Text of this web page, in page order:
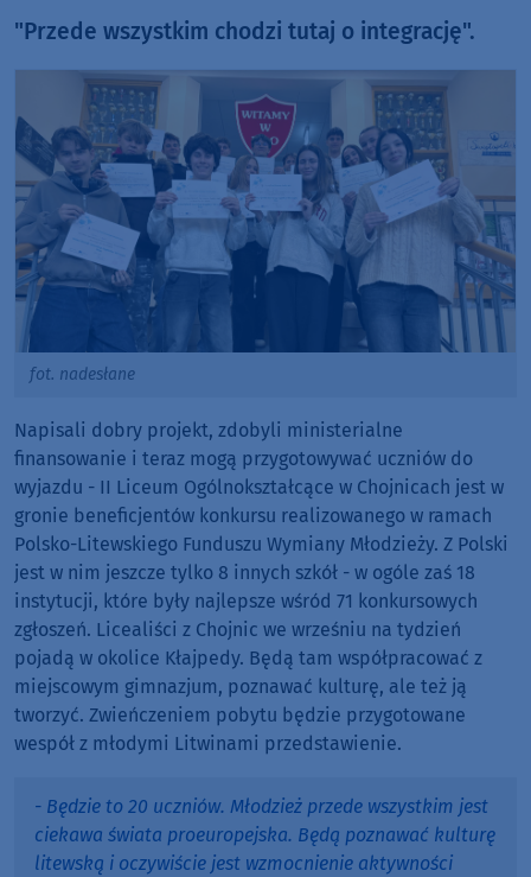
"Przede wszystkim chodzi tutaj o integrację".
fot. nadesłane
Napisali dobry projekt, zdobyli ministerialne
finansowanie i teraz mogą przygotowywać uczniów do
wyjazdu - II Liceum Ogólnokształcące w Chojnicach jest w
gronie beneficjentów konkursu realizowanego w ramach
Polsko-Litewskiego Funduszu Wymiany Młodzieży. Z Polski
jest w nim jeszcze tylko 8 innych szkół - w ogóle zaś 18
instytucji, które były najlepsze wśród 71 konkursowych
zgłoszeń. Licealiści z Chojnic we wrześniu na tydzień
pojadą w okolice Kłajpedy. Będą tam współpracować z
miejscowym gimnazjum, poznawać kulturę, ale też ją
tworzyć. Zwieńczeniem pobytu będzie przygotowane
wespół z młodymi Litwinami przedstawienie.
- Będzie to 20 uczniów. Młodzież przede wszystkim jest
ciekawa świata proeuropejska. Będą poznawać kulturę
litewską i oczywiście jest wzmocnienie aktywności